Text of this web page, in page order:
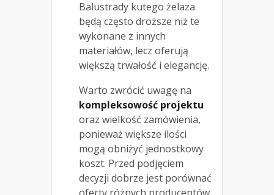
Balustrady kutego żelaza
będą często droższe niż te
wykonane z innych
materiałów, lecz oferują
większą trwałość i elegancję.
Warto zwrócić uwagę na
kompleksowość projektu
oraz wielkość zamówienia,
ponieważ większe ilości
mogą obniżyć jednostkowy
koszt. Przed podjęciem
decyzji dobrze jest porównać